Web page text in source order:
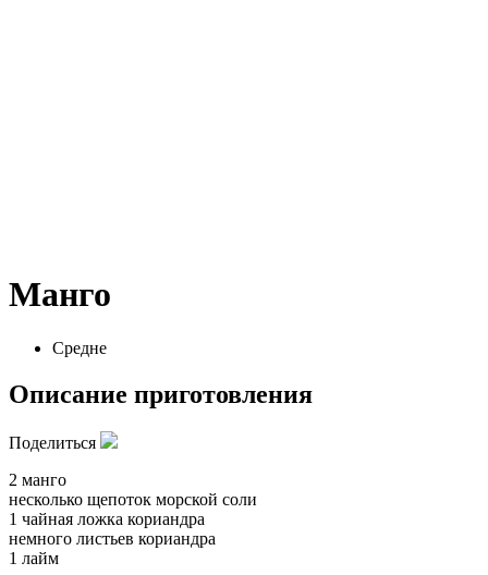
Манго
Средне
Описание приготовления
Поделиться
2 манго
несколько щепоток морской соли
1 чайная ложка кориандра
немного листьев кориандра
1 лайм